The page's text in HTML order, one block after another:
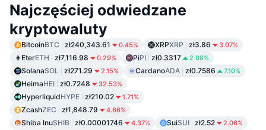
Najczęściej odwiedzane
kryptowaluty
BitcoinBTC zł240,343.61 0.45% XRPXRP zł3.86 3.07%
EterETH zł7,116.98 0.29% PiPI zł0.3317 2.08%
SolanaSOL zł271.29 2.15% CardanoADA zł0.7586 7.10%
HeimaHEI zł0.7248 32.53%
HyperliquidHYPE zł210.02 1.71%
ZcashZEC zł1,848.79 4.66%
Shiba InuSHIB zł0.00001746 4.37% SuiSUI zł2.52 2.06%